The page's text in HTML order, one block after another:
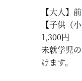
【大人】
【子供（
1,300円
未就学児
けます。